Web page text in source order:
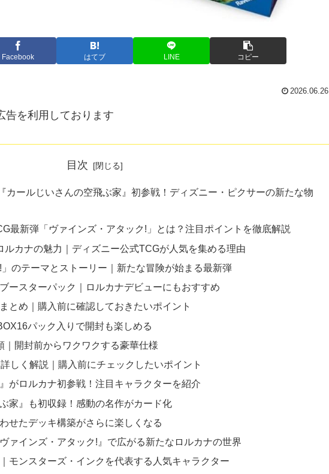
Facebook はてブ LINE コピー
2026.06.26
告を利用しております
目次
カールじいさんの空飛ぶ家』初参戦！ディズニー・ピクサーの新たな物
最新弾「ヴァインズ・アタック!」とは？注目ポイントを徹底解説
ルカナの魅力｜ディズニー公式TCGが人気を集める理由
」のテーマとストーリー｜新たな冒険が始まる最新弾
ースターパック｜ロルカナデビューにもおすすめ
とめ｜購入前に確認しておきたいポイント
パック入りで開封も楽しめる
｜開封前からワクワクする豪華仕様
しく解説｜購入前にチェックしたいポイント
がロルカナ初参戦！注目キャラクターを紹介
家』も初収録！感動の名作がカード化
せたデッキ構築がさらに楽しくなる
ァインズ・アタック!』で広がる新たなロルカナの世界
モンスターズ・インクを代表する人気キャラクター